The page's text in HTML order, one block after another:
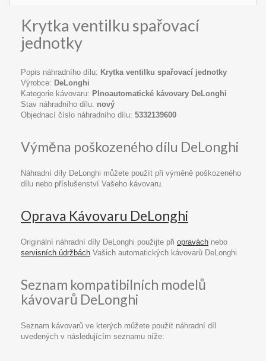
Krytka ventilku spařovací
jednotky
Popis náhradního dílu: Krytka ventilku spařovací jednotky
Výrobce: DeLonghi
Kategorie kávovaru: Plnoautomatické kávovary DeLonghi
Stav náhradního dílu: nový
Objednací číslo náhradního dílu: 5332139600
Výměna poškozeného dílu DeLonghi
Náhradní díly DeLonghi můžete použít při výměně poškozeného
dílu nebo příslušenství Vašeho kávovaru.
Oprava Kávovaru DeLonghi
Originální náhradní díly DeLonghi použijte při opravách nebo
servisních údržbách Vašich automatických kávovarů DeLonghi.
Seznam kompatibilních modelů
kávovarů DeLonghi
Seznam kávovarů ve kterých můžete použít náhradní díl
uvedených v následujícím seznamu níže: